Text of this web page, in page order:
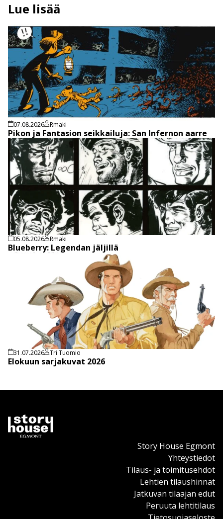
Lue lisää
07.08.2026 Rmaki
Pikon ja Fantasion seikkailuja: San Infernon aarre
05.08.2026 Rmaki
Blueberry: Legendan jäljillä
31.07.2026 Tri Tuomio
Elokuun sarjakuvat 2026
Story House Egmont
Yhteystiedot
Tilaus- ja toimitusehdot
Lehtien tilaushinnat
Jatkuvan tilaajan edut
Peruuta lehtitilaus